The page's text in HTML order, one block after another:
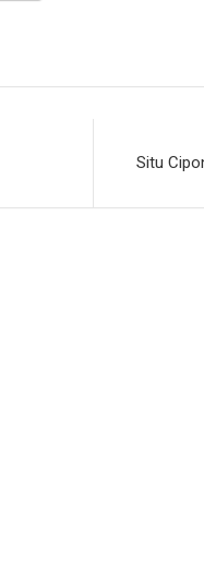
Situ